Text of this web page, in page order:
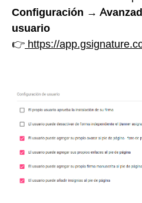
Configuración →
usuario
👉 https://